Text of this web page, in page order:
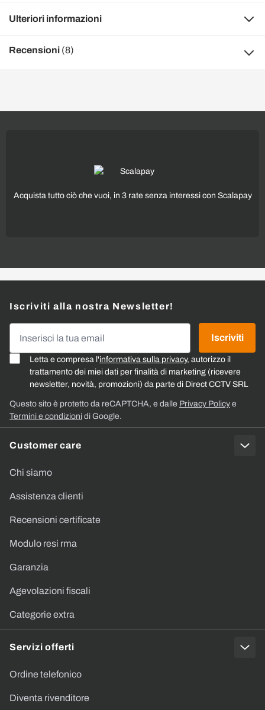
Ulteriori informazioni
Recensioni (8)
Acquista tutto ciò che vuoi, in 3 rate senza interessi con Scalapay
Customer care
Chi siamo
Assistenza clienti
Recensioni certificate
Modulo resi rma
Garanzia
Agevolazioni fiscali
Categorie extra
Servizi offerti
Ordine telefonico
Diventa rivenditore
Iscriviti alla nostra Newsletter!
Letta e compresa l'informativa sulla privacy, autorizzo il
trattamento dei miei dati per finalità di marketing (ricevere
newsletter, novità, promozioni) da parte di Direct CCTV SRL
Iscriviti
Questo sito è protetto da reCAPTCHA, e dalle Privacy Policy e
Termini e condizioni di Google.